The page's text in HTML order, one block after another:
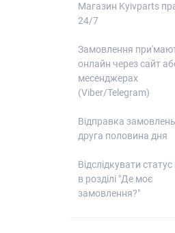
Магазин Kyivparts
24/7
Замовлення
онлайн через сайт
месенджерах
(Viber/Telegram)
Відправка
друга половина дня
Відслідкувати
в розділі "Де моє
замовлення?"